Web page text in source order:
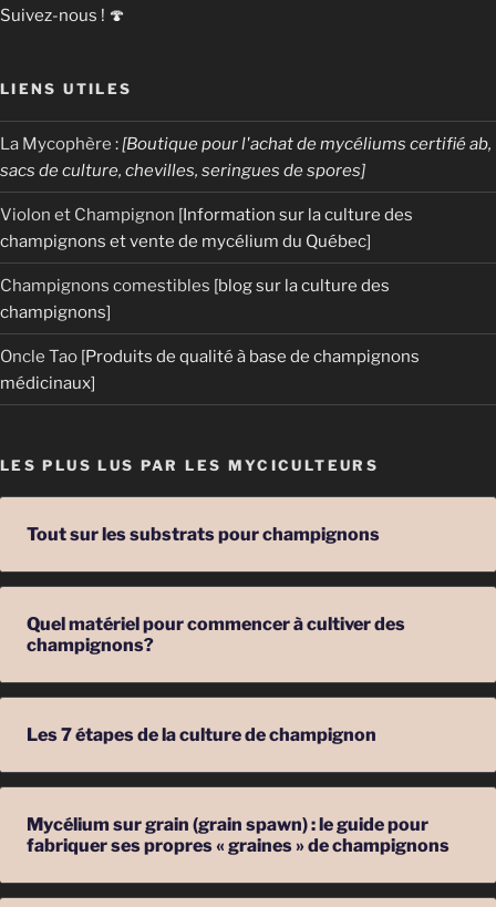
p
h
i
l
u
s
»
p
i
n
B
o
e
t
i
n
h
l
s
Suivez-nous ! 🍄
LIENS UTILES
La Mycophère : [Boutique pour l'achat de mycéliums certifié ab,
sacs de culture, chevilles, seringues de spores]
Violon et Champignon [Information sur la culture des
champignons et vente de mycélium du Québec]
Champignons comestibles [blog sur la culture des
champignons]
Oncle Tao [Produits de qualité à base de champignons
médicinaux]
LES PLUS LUS PAR LES MYCICULTEURS
Tout sur les substrats pour champignons
Quel matériel pour commencer à cultiver des
champignons?
Les 7 étapes de la culture de champignon
Mycélium sur grain (grain spawn) : le guide pour
fabriquer ses propres « graines » de champignons